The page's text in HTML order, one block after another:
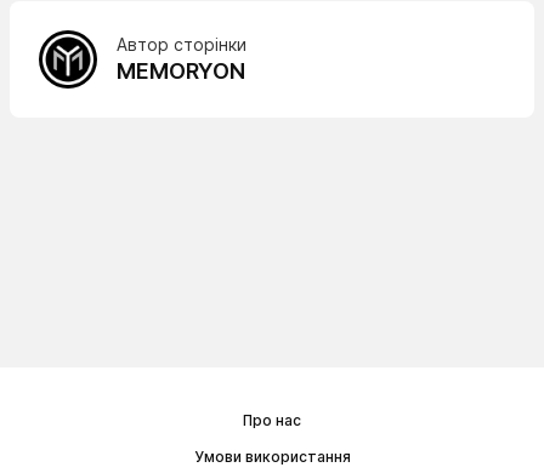
Автор сторінки
MEMORYON
Про нас
Умови використання